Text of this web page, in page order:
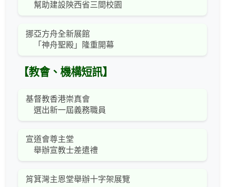
幫助建設陝西省三間校園
挪亞方舟全新展館
「神舟聖殿」隆重開幕
【教會、機構短訊】
基督教香港崇真會
選出新一屆義務職員
宣道會尊主堂
舉辦宣教士差遣禮
筲箕灣主恩堂舉辦十字架展覽